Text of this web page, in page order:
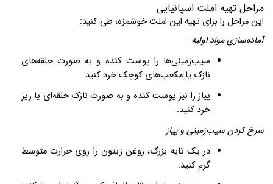
مراحل تهیه املت اسپانیایی
این مراحل را برای تهیه این املت خوشمزه، طی کنید:
آماده‌سازی مواد اولیه
سیب‌زمینی‌ها را پوست کنده و به صورت حلقه‌های
نازک یا مکعب‌های کوچک خرد کنید.
پیاز را نیز پوست کنده و به صورت نازک حلقه‌ای یا ریز
خرد کنید.
سرخ کردن سیب‌زمینی و پیاز
در یک تابه بزرگ، روغن زیتون را روی حرارت متوسط
گرم کنید.